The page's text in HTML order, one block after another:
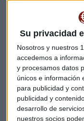
Su privacidad
Nosotros y nuestros
accedemos a
y procesamos datos
únicos e información
para publicidad y
publicidad y
desarrollo de
nuestros socios
armadas, a una
en Alemania y Reino
características
Escucha la
*Lo sentimos pero el